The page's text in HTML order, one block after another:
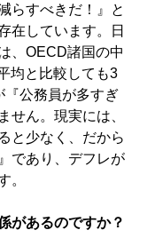
らすべきだ！』と
在しています。日
、OECD諸国の中
均と比較しても3
『公務員が多すぎ
せん。現実には、
と少なく、だから
であり、デフレが
。
があるのですか？